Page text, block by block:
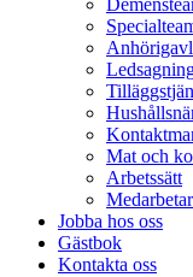
Mat och
Arbetssätt
Jobba hos oss
Gästbok
Kontakta oss